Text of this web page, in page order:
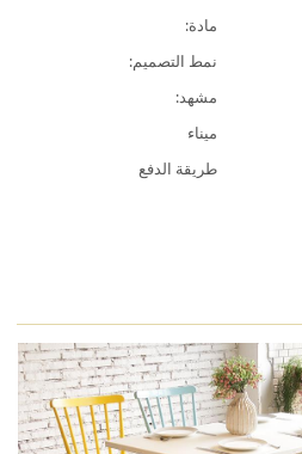
مادة:
نمط التصميم:
مشهد:
ميناء
طريقة الدفع